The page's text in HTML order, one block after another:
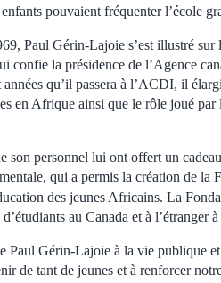
pouvaient fréquenter l’école
Paul Gérin-Lajoie s’est illustré sur
confie la présidence de l’Agence
qu’il passera à l’ACDI, il
en Afrique ainsi que le rôle joué par
son personnel lui ont offert un
qui a permis la création de
des jeunes Africains. La
au Canada et à l’étranger
Paul Gérin-Lajoie à la vie publique
de tant de jeunes et à renforcer